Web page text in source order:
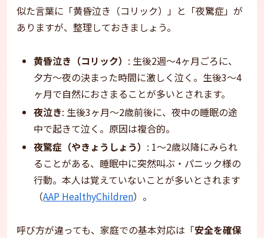
似た言葉に「黄昏泣き（コリック）」と「夜驚症」が
ありますが、整理しておきましょう。
黄昏泣き（コリック） : 生後2週〜4ヶ月ごろに、
夕方〜夜の決まった時間に激しく泣く。生後3〜4
ヶ月で自然におさまることが多いとされます。
夜泣き: 生後3ヶ月〜2歳前後に、夜中の睡眠の途
中で起きて泣く。原因は複合的。
夜驚症（やきょうしょう） : 1〜2歳以降にみられ
ることがある、睡眠中に突然叫ぶ・パニック様の
行動。本人は覚えていないことが多いとされます
（AAP HealthyChildren）。
呼び方が違っても、家庭での基本対応は「安全を確保